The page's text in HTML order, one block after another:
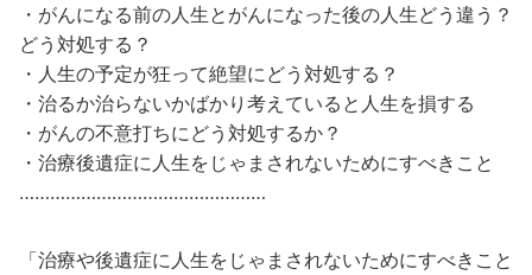
・がんになる前の人生とがんになった後の人生どう違う？
どう対処する？
・人生の予定が狂って絶望にどう対処する？
・治るか治らないかばかり考えていると人生を損する
・がんの不意打ちにどう対処するか？
・治療後遺症に人生をじゃまされないためにすべきこと
…………………………………………
「治療や後遺症に人生をじゃまされないためにすべきこと